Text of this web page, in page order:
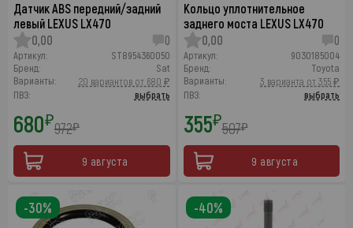
Датчик ABS передний/задний
левый LEXUS LX470
0,00
0
Артикул:
ST8954360050
Бренд:
Sat
Варианты:
20 вариантов от 680 ₽
ПВЗ:
выбрать
680₽972₽
9 августа
Кольцо уплотнительное
заднего моста LEXUS LX470
0,00
0
Артикул:
9030185004
Бренд:
Toyota
Варианты:
3 варианта от 355 ₽
ПВЗ:
выбрать
355₽507₽
9 августа
-30% -40%